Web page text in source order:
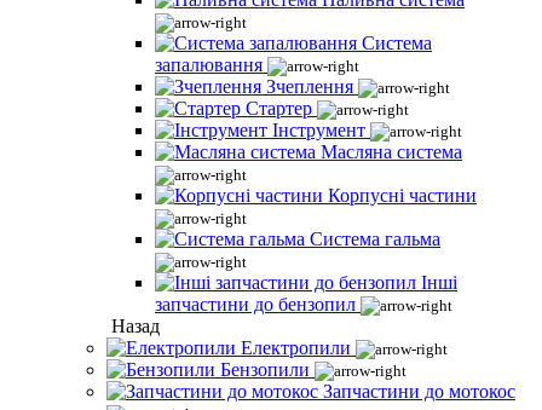
Система
запалювання
Зчеплення
Стартер
Інструмент
Масляна система
Корпусні частини
Система гальма
Інші
запчастини до бензопил
Назад
Електропили
Бензопили
Запчастини до мотокос